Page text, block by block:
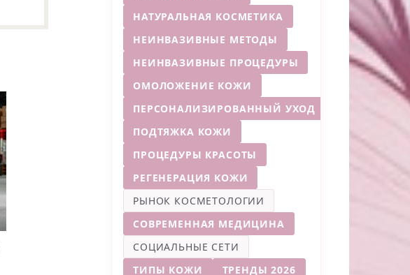
НАТУРАЛЬНАЯ КОСМЕТИКА
НЕИНВАЗИВНЫЕ МЕТОДЫ
НЕИНВАЗИВНЫЕ ПРОЦЕДУРЫ
ОМОЛОЖЕНИЕ КОЖИ
ПЕРСОНАЛИЗИРОВАННЫЙ УХОД
ПОДТЯЖКА КОЖИ
ПРОЦЕДУРЫ КРАСОТЫ
РЕГЕНЕРАЦИЯ КОЖИ
РЫНОК КОСМЕТОЛОГИИ
СОВРЕМЕННАЯ МЕДИЦИНА
СОЦИАЛЬНЫЕ СЕТИ
ТИПЫ КОЖИ
ТРЕНДЫ 2026